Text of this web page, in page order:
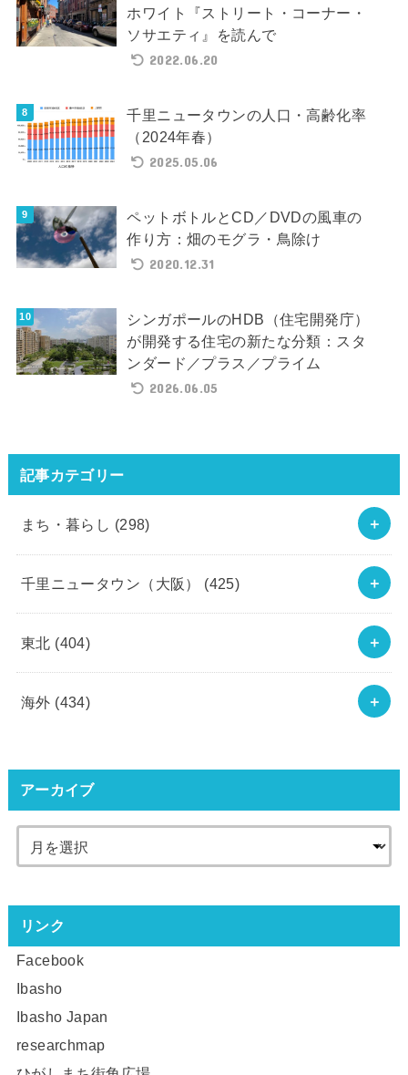
ホワイト『ストリート・コーナー・
ソサエティ』を読んで
2022.06.20
千里ニュータウンの人口・高齢化率
（2024年春）
2025.05.06
ペットボトルとCD／DVDの風車の
作り方：畑のモグラ・鳥除け
2020.12.31
シンガポールのHDB（住宅開発庁）
が開発する住宅の新たな分類：スタ
ンダード／プラス／プライム
2026.06.05
記事カテゴリー
まち・暮らし (298)
千里ニュータウン（大阪） (425)
東北 (404)
海外 (434)
アーカイブ
リンク
Facebook
Ibasho
Ibasho Japan
researchmap